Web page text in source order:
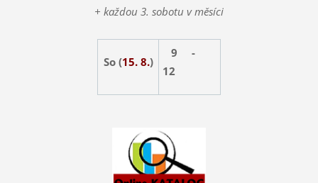
+ každou 3. sobotu v měsíci
So (15. 8.)
9 -
12